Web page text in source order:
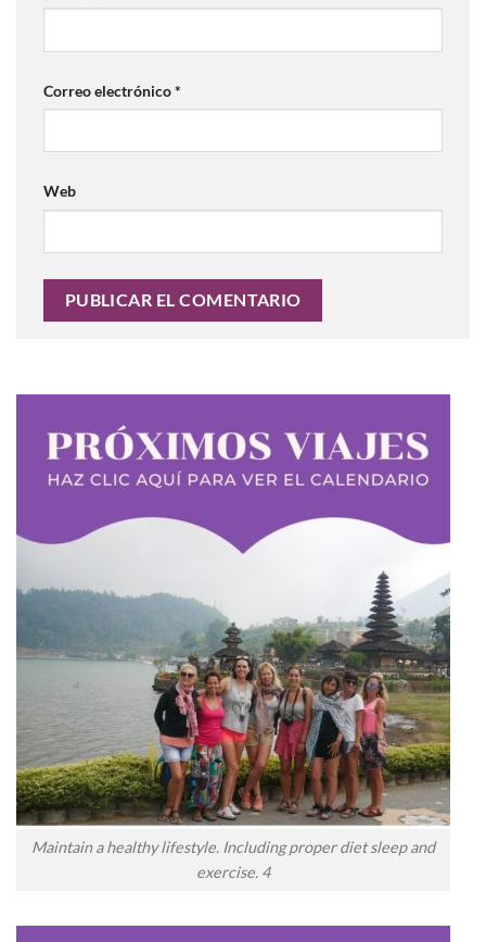
Correo electrónico*
Web
Maintain a healthy lifestyle. Including proper diet sleep and
exercise. 4